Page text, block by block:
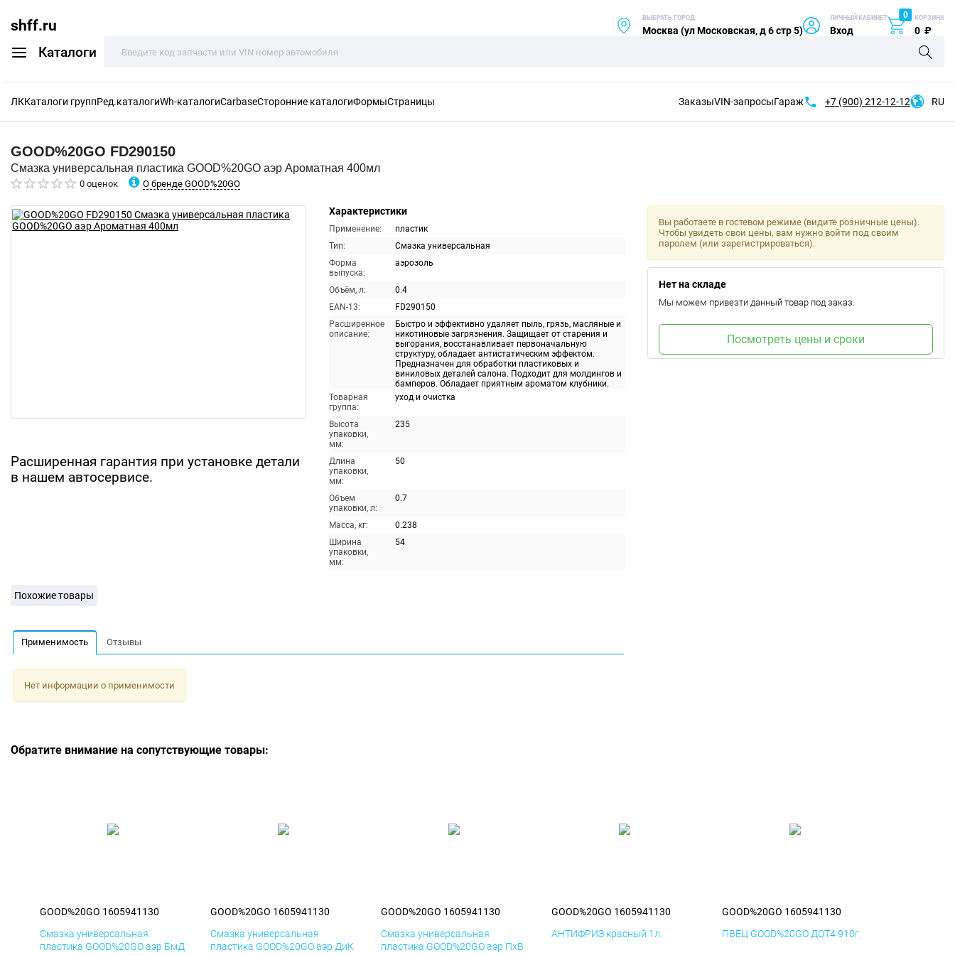
shff.ru
Каталоги
ВЫБРАТЬ ГОРОД
Москва (ул Московская, д 6 стр 5)
ЛИЧНЫЙ КАБИНЕТ
Вход
0 КОРЗИНА
0 ₽
ЛККаталоги группРед.каталогиWh-каталогиCarbaseСторонние каталогиФормыСтраницы ЗаказыVIN-запросыГараж +7 (900) 212-12-12 RU
GOOD%20GO FD290150
Смазка универсальная пластика GOOD%20GO аэр Ароматная 400мл
0 оценок О бренде GOOD%20GO
Расширенная гарантия при установке детали
в нашем автосервисе.
Характеристики
Применение:
пластик
Тип:
Смазка универсальная
Форма
выпуска:
аэрозоль
Объём, л:
0.4
EAN-13:
FD290150
Расширенное
описание:
Быстро и эффективно удаляет пыль, грязь, масляные и
никотиновые загрязнения. Защищает от старения и
выгорания, восстанавливает первоначальную
структуру, обладает антистатическим эффектом.
Предназначен для обработки пластиковых и
виниловых деталей салона. Подходит для молдингов и
бамперов. Обладает приятным ароматом клубники.
Товарная
группа:
уход и очистка
Высота
упаковки,
мм:
235
Длина
упаковки,
мм:
50
Объем
упаковки, л:
0.7
Масса, кг:
0.238
Ширина
упаковки,
мм:
54
Вы работаете в гостевом режиме (видите розничные цены).
Чтобы увидеть свои цены, вам нужно войти под своим
паролем (или зарегистрироваться).
Нет на складе
Мы можем привезти данный товар под заказ.
Посмотреть цены и сроки
Похожие товары
Применимость Отзывы
Нет информации о применимости
Обратите внимание на сопутствующие товары:
GOOD%20GO 1605941130
Смазка универсальная
пластика GOOD%20GO аэр БмД
GOOD%20GO 1605941130
Смазка универсальная
пластика GOOD%20GO аэр ДиК
GOOD%20GO 1605941130
Смазка универсальная
пластика GOOD%20GO аэр ПхВ
GOOD%20GO 1605941130
АНТИФРИЗ красный 1л.
GOOD%20GO 1605941130
ПВЕЦ GOOD%20GO ДОТ4 910г